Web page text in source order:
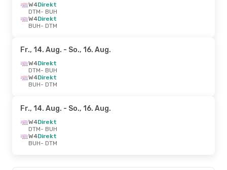
W4Direkt
DTM- BUH
W4Direkt
BUH- DTM
Fr., 14. Aug. - So., 16. Aug.
W4Direkt
DTM- BUH
W4Direkt
BUH- DTM
Fr., 14. Aug. - So., 16. Aug.
W4Direkt
DTM- BUH
W4Direkt
BUH- DTM